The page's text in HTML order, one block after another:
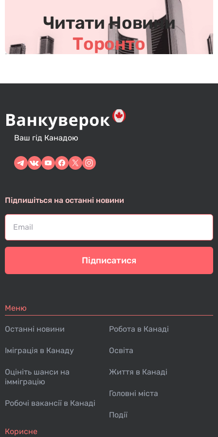
Читати Новини
Торонто
Ваш гід Канадою
Підпишіться на останні новини
Підписатися
Меню
Останні новини
Іміграція в Канаду
Оцініть шанси на
імміграцію
Робочі вакансії в Канаді
Робота в Канаді
Освіта
Життя в Канаді
Головні міста
Події
Корисне